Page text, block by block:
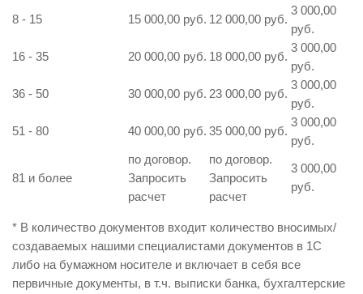
8 - 15
15 000,00 руб. 12 000,00 руб.
3 000,00
руб.
16 - 35
20 000,00 руб. 18 000,00 руб.
3 000,00
руб.
36 - 50
30 000,00 руб. 23 000,00 руб.
3 000,00
руб.
51 - 80
40 000,00 руб. 35 000,00 руб.
3 000,00
руб.
81 и более
по договор.
Запросить
расчет
по договор.
Запросить
расчет
3 000,00
руб.
* В количество документов входит количество вносимых/
создаваемых нашими специалистами документов в 1С
либо на бумажном носителе и включает в себя все
первичные документы, в т.ч. выписки банка, бухгалтерские